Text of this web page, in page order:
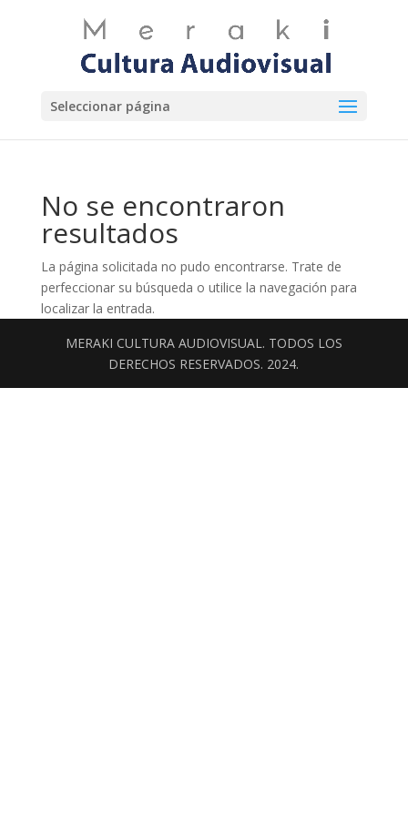
Seleccionar página
No se encontraron
resultados
La página solicitada no pudo encontrarse. Trate de
perfeccionar su búsqueda o utilice la navegación para
localizar la entrada.
MERAKI CULTURA AUDIOVISUAL. TODOS LOS
DERECHOS RESERVADOS. 2024.